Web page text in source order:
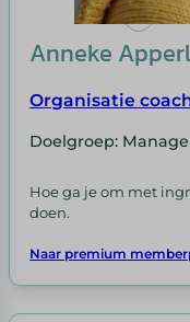
Anneke
Organisatie
Doelgroep:
Hoe ga je om met
doen.
Naar premium